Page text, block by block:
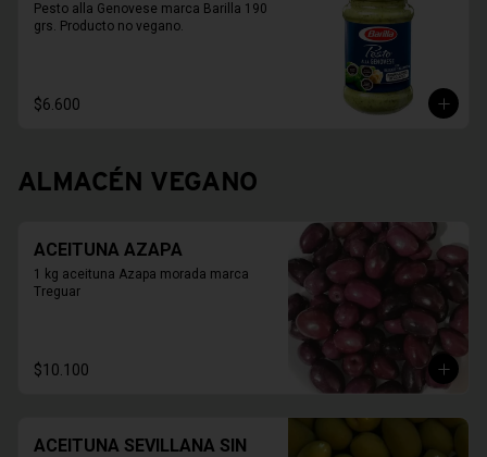
Pesto alla Genovese marca Barilla 190
grs. Producto no vegano.
$6.600
ALMACÉN VEGANO
ACEITUNA AZAPA
1 kg aceituna Azapa morada marca
Treguar
$10.100
ACEITUNA SEVILLANA SIN